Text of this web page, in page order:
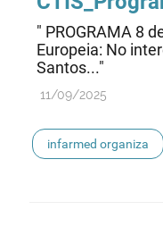
" PROGRAMA 8
Europeia: No
Santos..."
11/09/2025
infarmed organiza